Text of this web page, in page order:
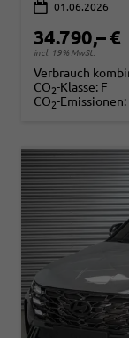
01.06.2026
34.790,– €
incl. 19% MwSt.
Verbrauch
CO2-Klasse: F
CO2-Emissionen: